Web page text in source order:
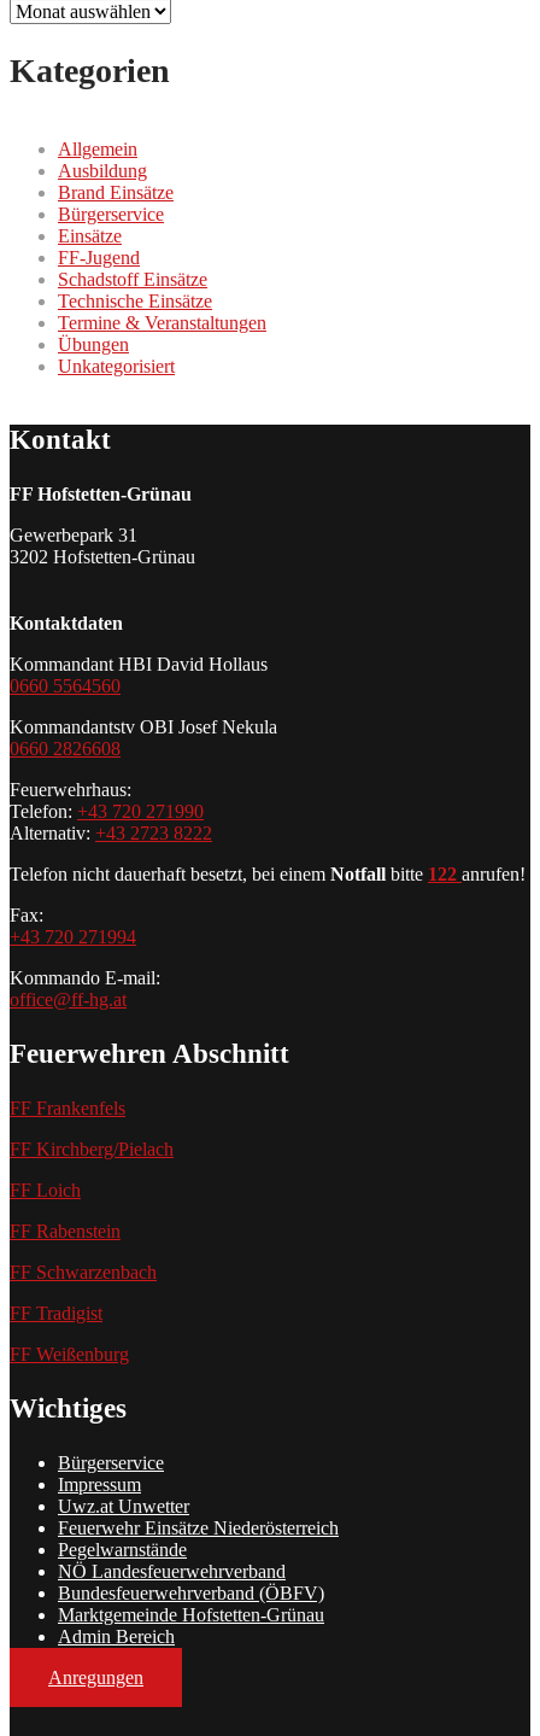
Kategorien
Allgemein
Ausbildung
Brand Einsätze
Bürgerservice
Einsätze
FF-Jugend
Schadstoff Einsätze
Technische Einsätze
Termine & Veranstaltungen
Übungen
Unkategorisiert
Kontakt
FF Hofstetten-Grünau
Gewerbepark 31
3202 Hofstetten-Grünau
Kontaktdaten
Kommandant HBI David Hollaus
0660 5564560
Kommandantstv OBI Josef Nekula
0660 2826608
Feuerwehrhaus:
Telefon: +43 720 271990
Alternativ: +43 2723 8222
Telefon nicht dauerhaft besetzt, bei einem Notfall bitte 122 anrufen!
Fax:
+43 720 271994
Kommando E-mail:
office@ff-hg.at
Feuerwehren Abschnitt
FF Frankenfels
FF Kirchberg/Pielach
FF Loich
FF Rabenstein
FF Schwarzenbach
FF Tradigist
FF Weißenburg
Wichtiges
Bürgerservice
Impressum
Uwz.at Unwetter
Feuerwehr Einsätze Niederösterreich
Pegelwarnstände
NÖ Landesfeuerwehrverband
Bundesfeuerwehrverband (ÖBFV)
Marktgemeinde Hofstetten-Grünau
Admin Bereich
Anregungen